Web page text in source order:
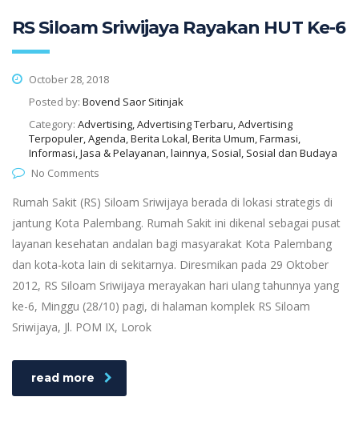
RS Siloam Sriwijaya Rayakan HUT Ke-6
October 28, 2018
Posted by: Bovend Saor Sitinjak
Category: Advertising, Advertising Terbaru, Advertising
Terpopuler, Agenda, Berita Lokal, Berita Umum, Farmasi,
Informasi, Jasa & Pelayanan, lainnya, Sosial, Sosial dan Budaya
No Comments
Rumah Sakit (RS) Siloam Sriwijaya berada di lokasi strategis di
jantung Kota Palembang. Rumah Sakit ini dikenal sebagai pusat
layanan kesehatan andalan bagi masyarakat Kota Palembang
dan kota-kota lain di sekitarnya. Diresmikan pada 29 Oktober
2012, RS Siloam Sriwijaya merayakan hari ulang tahunnya yang
ke-6, Minggu (28/10) pagi, di halaman komplek RS Siloam
Sriwijaya, Jl. POM IX, Lorok
read more